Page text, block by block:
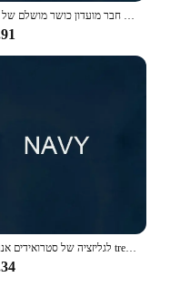
לגליזציה אסטרונאוטית סטרואידים אנבוליים לגברים חבר מועדון כושר מושלם של גברים
לגליזציה של סטרואידים אנבוליים trenbolone קלאסי של מטיב